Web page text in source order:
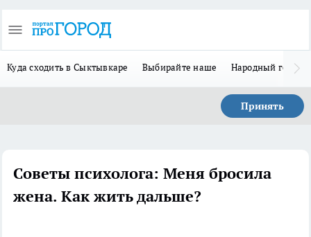
Куда сходить в Сыктывкаре Выбирайте наше Народный герой
Принять
Советы психолога: Меня бросила
жена. Как жить дальше?